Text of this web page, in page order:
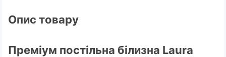
Опис товару
Преміум постільна білизна Laura